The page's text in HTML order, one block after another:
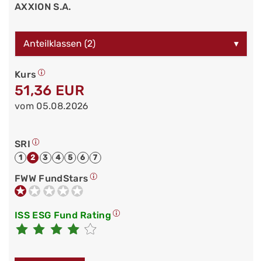
AXXION S.A.
Anteilklassen (2) ▾
Kurs
51,36 EUR
vom 05.08.2026
SRI
1 2 3 4 5 6 7
FWW FundStars
ISS ESG Fund Rating